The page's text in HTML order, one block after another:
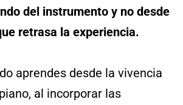
del instrumento y no desde
retrasa la experiencia.
aprendes desde la vivencia
al incorporar las